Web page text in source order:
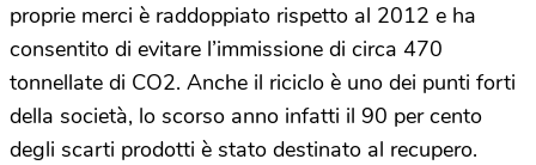
proprie merci è raddoppiato rispetto al 2012 e ha
consentito di evitare l’immissione di circa 470
tonnellate di CO2. Anche il riciclo è uno dei punti forti
della società, lo scorso anno infatti il 90 per cento
degli scarti prodotti è stato destinato al recupero.